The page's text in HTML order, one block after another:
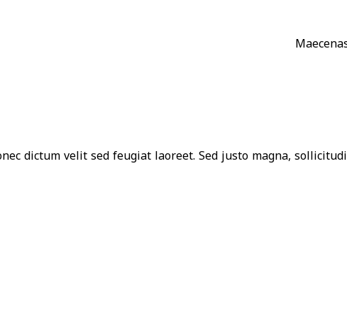
dictum velit sed feugiat laoreet. Sed justo magna,